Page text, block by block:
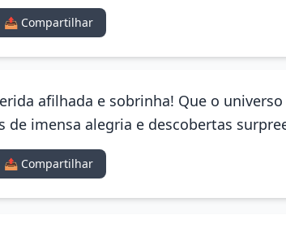
📤 Compartilhar
afilhada e sobrinha! Que o
imensa alegria e descobertas
📤 Compartilhar